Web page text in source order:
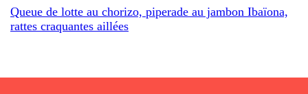
Queue de lotte au chorizo, piperade au jambon Ibaïona,
rattes craquantes aillées